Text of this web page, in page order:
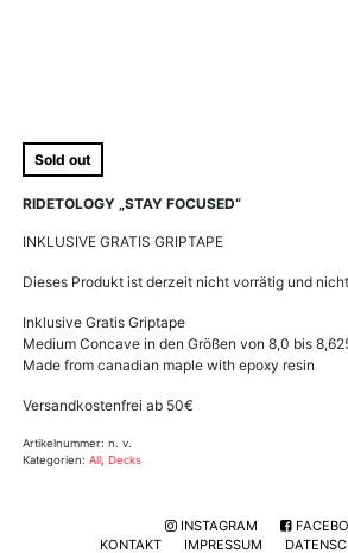
Sold out
RIDETOLOGY „STAY FOCUSED“
INKLUSIVE GRATIS GRIPTAPE
Dieses Produkt ist derzeit nicht vorrätig und
Inklusive Gratis Griptape
Medium Concave in den Größen von 8,0 bis
Made from canadian maple with epoxy resin
Versandkostenfrei ab 50€
Artikelnummer: n. v.
Kategorien: All Decks
INSTAGRAM
KONTAKT
IMPRESSUM